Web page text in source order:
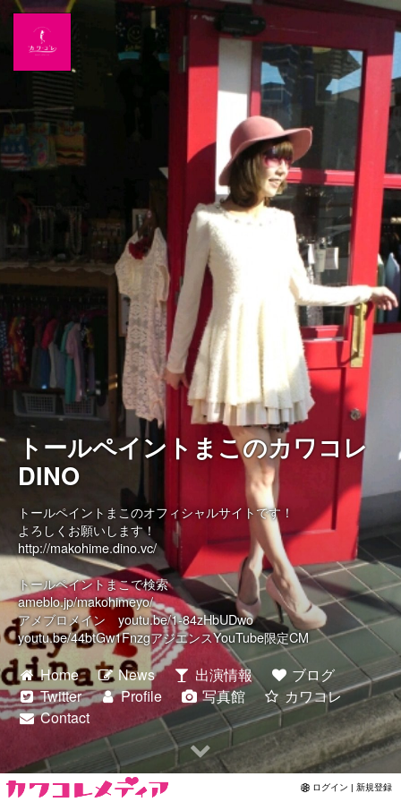
Home
News
出演情報
ブログ
Twitter
Profile
写真館
カワコレ
Contact
トールペイントまこのカワコレ
DINO
トールペイントまこのオフィシャルサイトです！
よろしくお願いします！
http://makohime.dino.vc/
トールペイントまこで検索
ameblo.jp/makohimeyo/
アメブロメイン youtu.be/1-84zHbUDwo
youtu.be/44btGw1FnzgアジエンスYouTube限定CM
Home News 出演情報
ブログ
Twitter
Profile 写真館
カワコレ
Contact
ログイン | 新規登録